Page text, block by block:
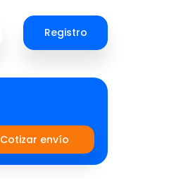
Registro
Cotizar envío